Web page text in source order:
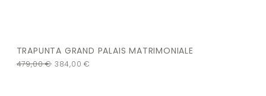
TRAPUNTA GRAND PALAIS MATRIMONIALE
479,00€ 384,00€